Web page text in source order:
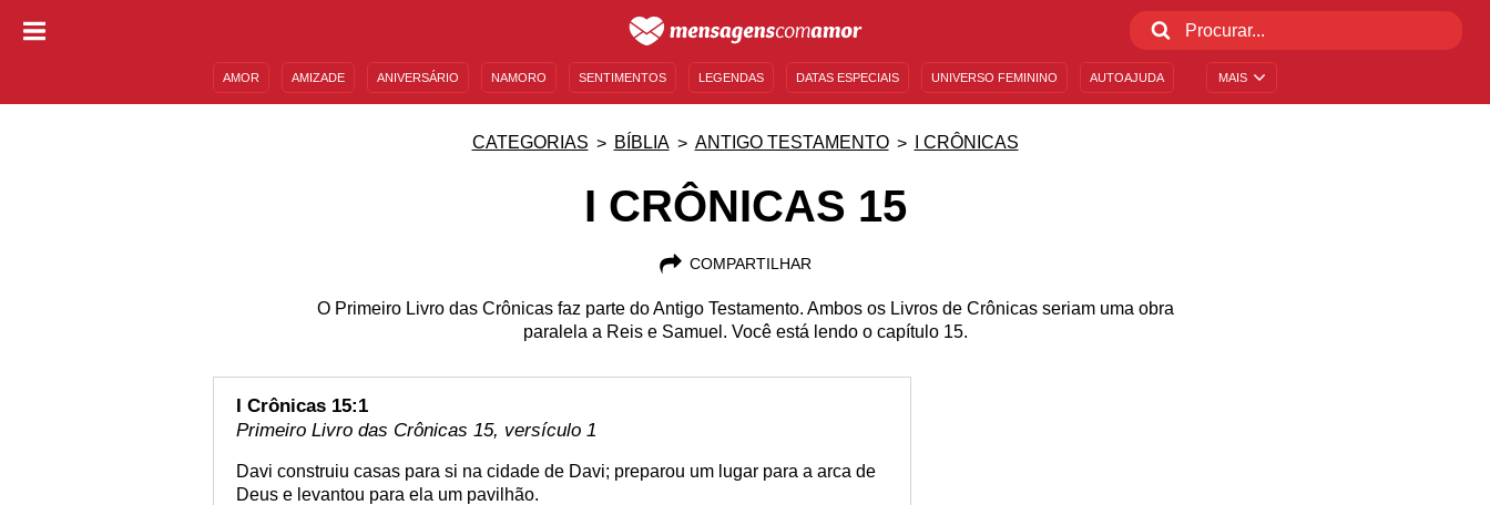
MAIS
AMOR AMIZADE ANIVERSÁRIO NAMORO SENTIMENTOS LEGENDAS DATAS ESPECIAIS UNIVERSO FEMININO AUTOAJUDA
CATEGORIAS BÍBLIA ANTIGO TESTAMENTO I CRÔNICAS
I CRÔNICAS 15
COMPARTILHAR
O Primeiro Livro das Crônicas faz parte do Antigo Testamento. Ambos os Livros de Crônicas seriam uma obra
paralela a Reis e Samuel. Você está lendo o capítulo 15.
I Crônicas 15:1
Primeiro Livro das Crônicas 15, versículo 1
Davi construiu casas para si na cidade de Davi; preparou um lugar para a arca de
Deus e levantou para ela um pavilhão.